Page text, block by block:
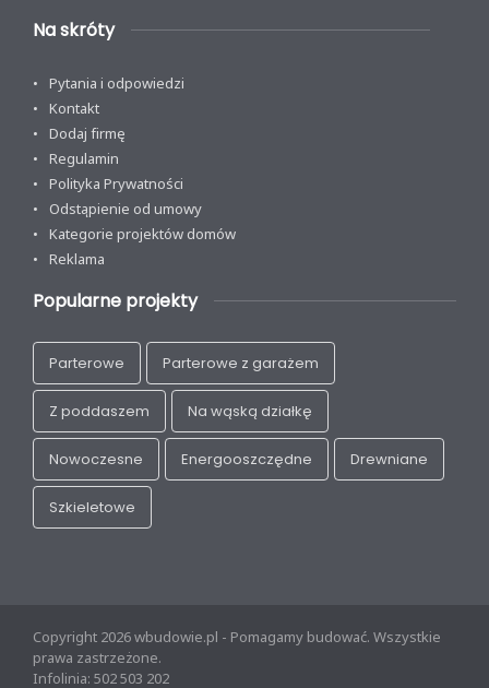
Na skróty
Pytania i odpowiedzi
Kontakt
Dodaj firmę
Regulamin
Polityka Prywatności
Odstąpienie od umowy
Kategorie projektów domów
Reklama
Popularne projekty
Parterowe Parterowe z garażem
Z poddaszem Na wąską działkę
Nowoczesne Energooszczędne Drewniane
Szkieletowe
Copyright 2026 wbudowie.pl - Pomagamy budować. Wszystkie
prawa zastrzeżone.
Infolinia: 502 503 202